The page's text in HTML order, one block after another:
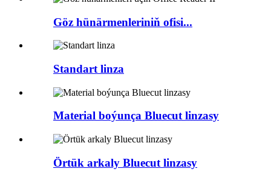
Göz hünärmenleriniň ofisi...
Standart linza
Material boýunça Bluecut linzasy
Örtük arkaly Bluecut linzasy